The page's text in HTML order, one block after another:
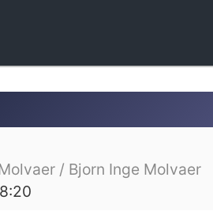
/ Bjorn Inge Molvaer